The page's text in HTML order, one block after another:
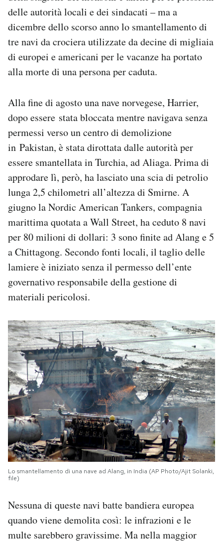
delle autorità locali e dei sindacati – ma a
dicembre dello scorso anno lo smantellamento di
tre navi da crociera utilizzate da decine di migliaia
di europei e americani per le vacanze ha portato
alla morte di una persona per caduta.
Alla fine di agosto una nave norvegese, Harrier,
dopo essere stata bloccata mentre navigava senza
permessi verso un centro di demolizione
in Pakistan, è stata dirottata dalle autorità per
essere smantellata in Turchia, ad Aliaga. Prima di
approdare lì, però, ha lasciato una scia di petrolio
lunga 2,5 chilometri all’altezza di Smirne. A
giugno la Nordic American Tankers, compagnia
marittima quotata a Wall Street, ha ceduto 8 navi
per 80 milioni di dollari: 3 sono finite ad Alang e 5
a Chittagong. Secondo fonti locali, il taglio delle
lamiere è iniziato senza il permesso dell’ente
governativo responsabile della gestione di
materiali pericolosi.
Lo smantellamento di una nave ad Alang, in India (AP Photo/Ajit Solanki,
file)
Nessuna di queste navi batte bandiera europea
quando viene demolita così: le infrazioni e le
multe sarebbero gravissime. Ma nella maggior